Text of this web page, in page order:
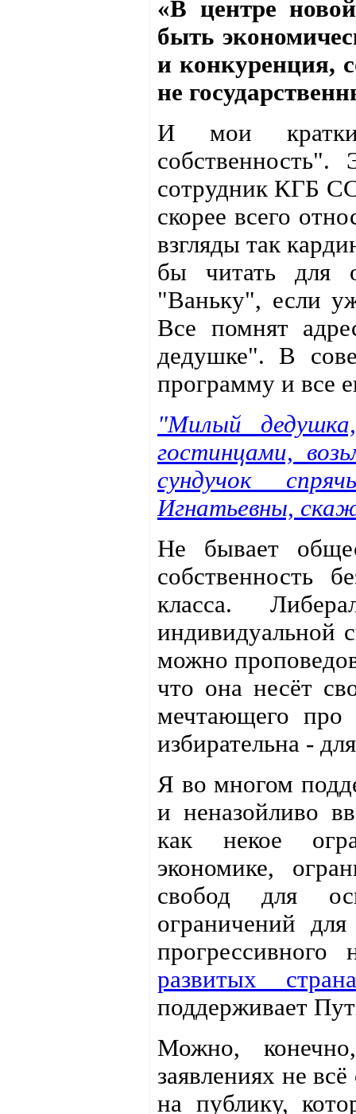
«В центре
быть
и конкуренция,
не
И мои
сотрудник КГБ
скорее всего
взгляды так
бы читать для
"Ваньку", если
Все помнят
дедушке". В
программу и все
"Милый
гостинцами,
сундучок
Игнатьевны,
Не бывает
собственность
класса.
индивидуальной
можно
что она несёт
мечтающего про
избирательна -
Я во многом
и неназойливо
как некое
экономике,
свобод для
ограничений
развитых
поддерживает
Можно,
заявлениях не
на публику,